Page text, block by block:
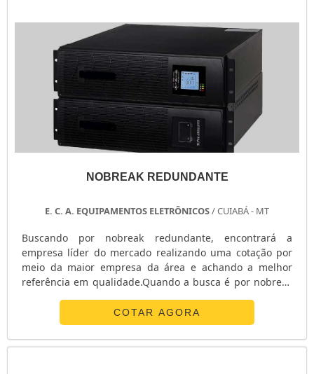
NOBREAK REDUNDANTE
E. C. A. EQUIPAMENTOS ELETRÔNICOS/ CUIABÁ - MT
Buscando por nobreak redundante, encontrará a
empresa líder do mercado realizando uma cotação por
meio da maior empresa da área e achando a melhor
referência em qualidade.Quando a busca é por nobreak
Equipamentos Eletrônicos alcançará proteção com
soluções para sistemas críticos de energia.ALGUNS
DETALHES SOBRE O NOBREAK REDUNDANTEA E. C. A.
COTAR AGORA